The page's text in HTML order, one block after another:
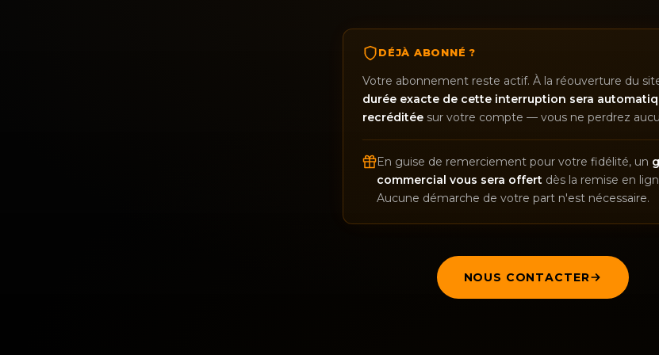
DÉJÀ ABONNÉ ?
Votre abonnement reste actif. À la réouverture du
durée exacte de cette interruption sera
recréditée sur votre compte — vous ne perdrez
En guise de remerciement pour votre fidélité, un
commercial vous sera offert dès la remise en
Aucune démarche de votre part n'est nécessaire.
NOUS CONTACTER